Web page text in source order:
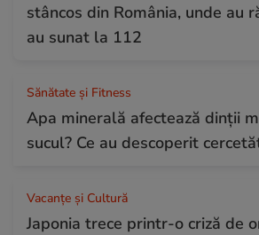
stâncos din România, unde au
au sunat la 112
Sănătate și Fitness
Apa minerală afectează dinții
sucul? Ce au descoperit
Vacanțe și Cultură
Japonia trece printr-o criză de